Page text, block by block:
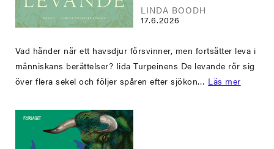
LINDA BOODH
17.6.2026
Vad händer när ett havsdjur försvinner, men fortsätter leva i
människans berättelser? Iida Turpeinens De levande rör sig
över flera sekel och följer spåren efter sjökon… Läs mer